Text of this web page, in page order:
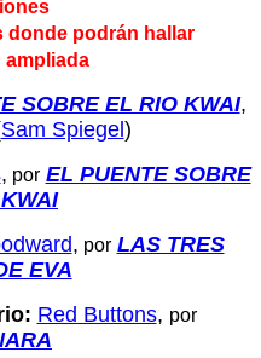
donde podrán hallar
ampliada
SOBRE EL RIO KWAI,
Sam Spiegel)
, por EL PUENTE SOBRE
, por LAS TRES
EVA
Red Buttons, por